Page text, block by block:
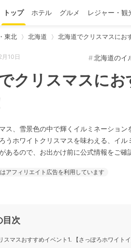
トップ ホテル グルメ レジャー・観
東北 北海道 北海道でクリスマスにお
10日 北海道のイ
クリスマスに
ス、雪景色の中で輝くイルミネーショ
うホワイトクリスマスを味わえる、イ
あるので、お出かけ前に公式情報をご確
アフィリエイト広告を利用しています
目次
スマスおすすめイベント1. 【さっぽろホワイトイ